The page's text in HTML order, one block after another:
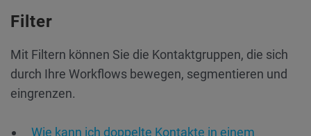
Filter
Mit Filtern können Sie die Kontaktgruppen, die sich
durch Ihre Workflows bewegen, segmentieren und
eingrenzen.
Wie kann ich doppelte Kontakte in einem